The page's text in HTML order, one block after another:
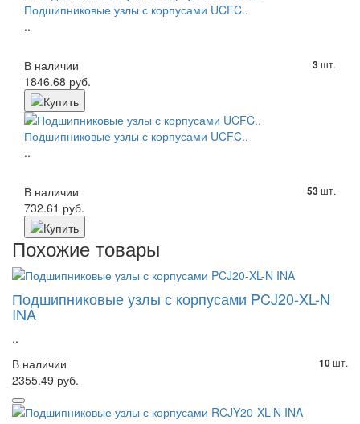
Подшипниковые узлы с корпусами UCFC..
..
В наличии 3 шт.
1846.68 руб.
Подшипниковые узлы с корпусами UCFC..
..
В наличии 53 шт.
732.61 руб.
Похожие товары
Подшипниковые узлы с корпусами PCJ20-XL-N
INA
..
В наличии
10шт.
2355.49 руб.